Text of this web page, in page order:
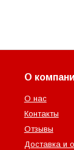
О
О нас
Контакты
Отзывы
Доставка и